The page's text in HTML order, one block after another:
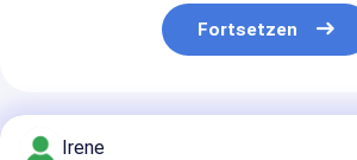
Fortsetzen
Empfohlene Produkte
Irene